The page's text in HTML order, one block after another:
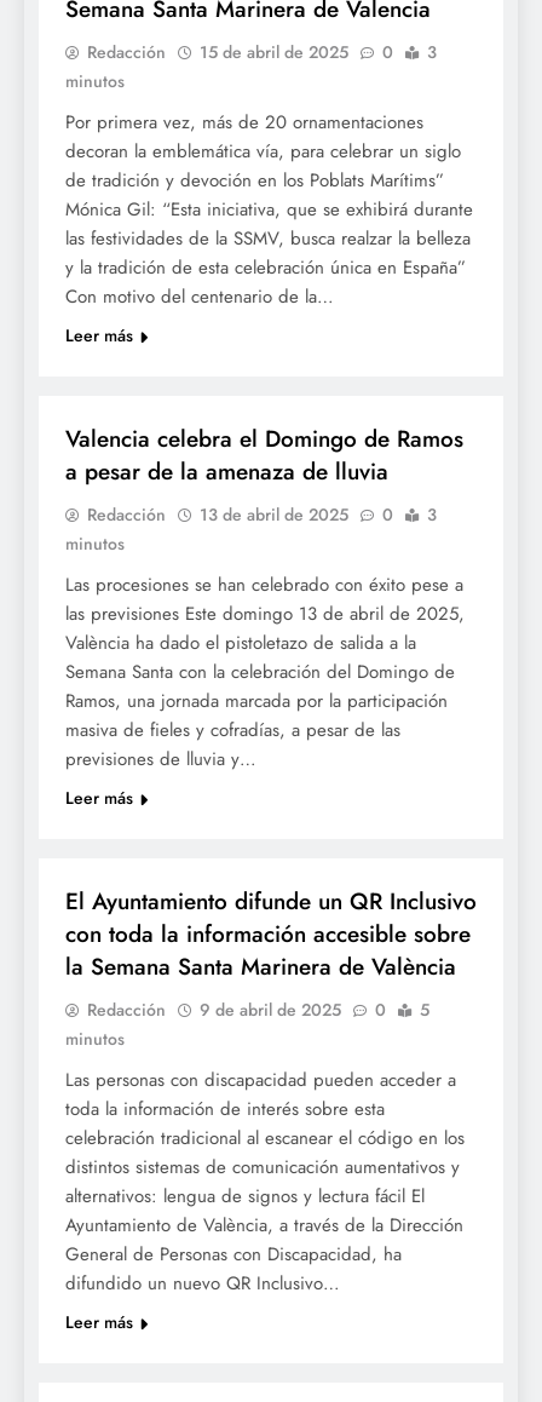
Semana Santa Marinera de Valencia
Redacción 15 de abril de 2025 0
3
minutos
Por primera vez, más de 20 ornamentaciones
decoran la emblemática vía, para celebrar un siglo
de tradición y devoción en los Poblats Marítims”
Mónica Gil: “Esta iniciativa, que se exhibirá durante
las festividades de la SSMV, busca realzar la belleza
y la tradición de esta celebración única en España”
Con motivo del centenario de la…
Leer más
Valencia celebra el Domingo de Ramos
a pesar de la amenaza de lluvia
Redacción 13 de abril de 2025 0
3
minutos
Las procesiones se han celebrado con éxito pese a
las previsiones Este domingo 13 de abril de 2025,
València ha dado el pistoletazo de salida a la
Semana Santa con la celebración del Domingo de
Ramos, una jornada marcada por la participación
masiva de fieles y cofradías, a pesar de las
previsiones de lluvia y…
Leer más
El Ayuntamiento difunde un QR Inclusivo
con toda la información accesible sobre
la Semana Santa Marinera de València
Redacción 9 de abril de 2025 0
5
minutos
Las personas con discapacidad pueden acceder a
toda la información de interés sobre esta
celebración tradicional al escanear el código en los
distintos sistemas de comunicación aumentativos y
alternativos: lengua de signos y lectura fácil El
Ayuntamiento de València, a través de la Dirección
General de Personas con Discapacidad, ha
difundido un nuevo QR Inclusivo…
Leer más